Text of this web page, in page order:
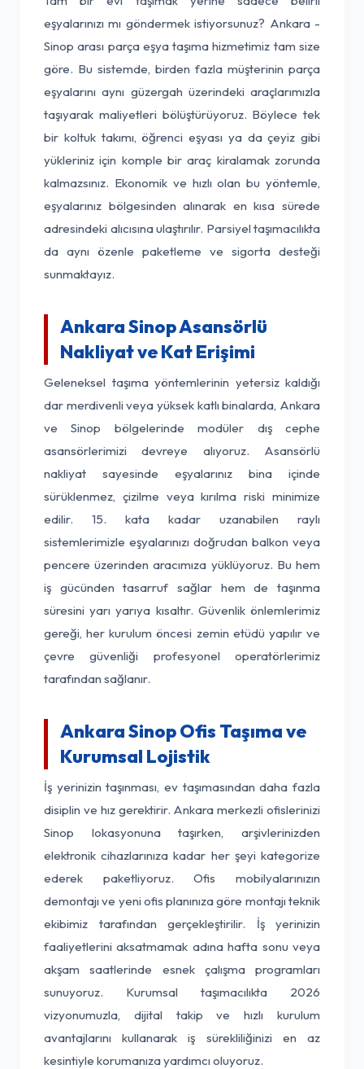
eşyalarınızı mı göndermek istiyorsunuz? Ankara -
Sinop arası parça eşya taşıma hizmetimiz tam size
göre. Bu sistemde, birden fazla müşterinin parça
eşyalarını aynı güzergah üzerindeki araçlarımızla
taşıyarak maliyetleri bölüştürüyoruz. Böylece tek
bir koltuk takımı, öğrenci eşyası ya da çeyiz gibi
yükleriniz için komple bir araç kiralamak zorunda
kalmazsınız. Ekonomik ve hızlı olan bu yöntemle,
eşyalarınız bölgesinden alınarak en kısa sürede
adresindeki alıcısına ulaştırılır. Parsiyel taşımacılıkta
da aynı özenle paketleme ve sigorta desteği
sunmaktayız.
Ankara Sinop Asansörlü
Nakliyat ve Kat Erişimi
Geleneksel taşıma yöntemlerinin yetersiz kaldığı
dar merdivenli veya yüksek katlı binalarda, Ankara
ve Sinop bölgelerinde modüler dış cephe
asansörlerimizi devreye alıyoruz. Asansörlü
nakliyat sayesinde eşyalarınız bina içinde
sürüklenmez, çizilme veya kırılma riski minimize
edilir. 15. kata kadar uzanabilen raylı
sistemlerimizle eşyalarınızı doğrudan balkon veya
pencere üzerinden aracımıza yüklüyoruz. Bu hem
iş gücünden tasarruf sağlar hem de taşınma
süresini yarı yarıya kısaltır. Güvenlik önlemlerimiz
gereği, her kurulum öncesi zemin etüdü yapılır ve
çevre güvenliği profesyonel operatörlerimiz
tarafından sağlanır.
Ankara Sinop Ofis Taşıma ve
Kurumsal Lojistik
İş yerinizin taşınması, ev taşımasından daha fazla
disiplin ve hız gerektirir. Ankara merkezli ofislerinizi
Sinop lokasyonuna taşırken, arşivlerinizden
elektronik cihazlarınıza kadar her şeyi kategorize
ederek paketliyoruz. Ofis mobilyalarınızın
demontajı ve yeni ofis planınıza göre montajı teknik
ekibimiz tarafından gerçekleştirilir. İş yerinizin
faaliyetlerini aksatmamak adına hafta sonu veya
akşam saatlerinde esnek çalışma programları
sunuyoruz. Kurumsal taşımacılıkta 2026
vizyonumuzla, dijital takip ve hızlı kurulum
avantajlarını kullanarak iş sürekliliğinizi en az
kesintiyle korumanıza yardımcı oluyoruz.